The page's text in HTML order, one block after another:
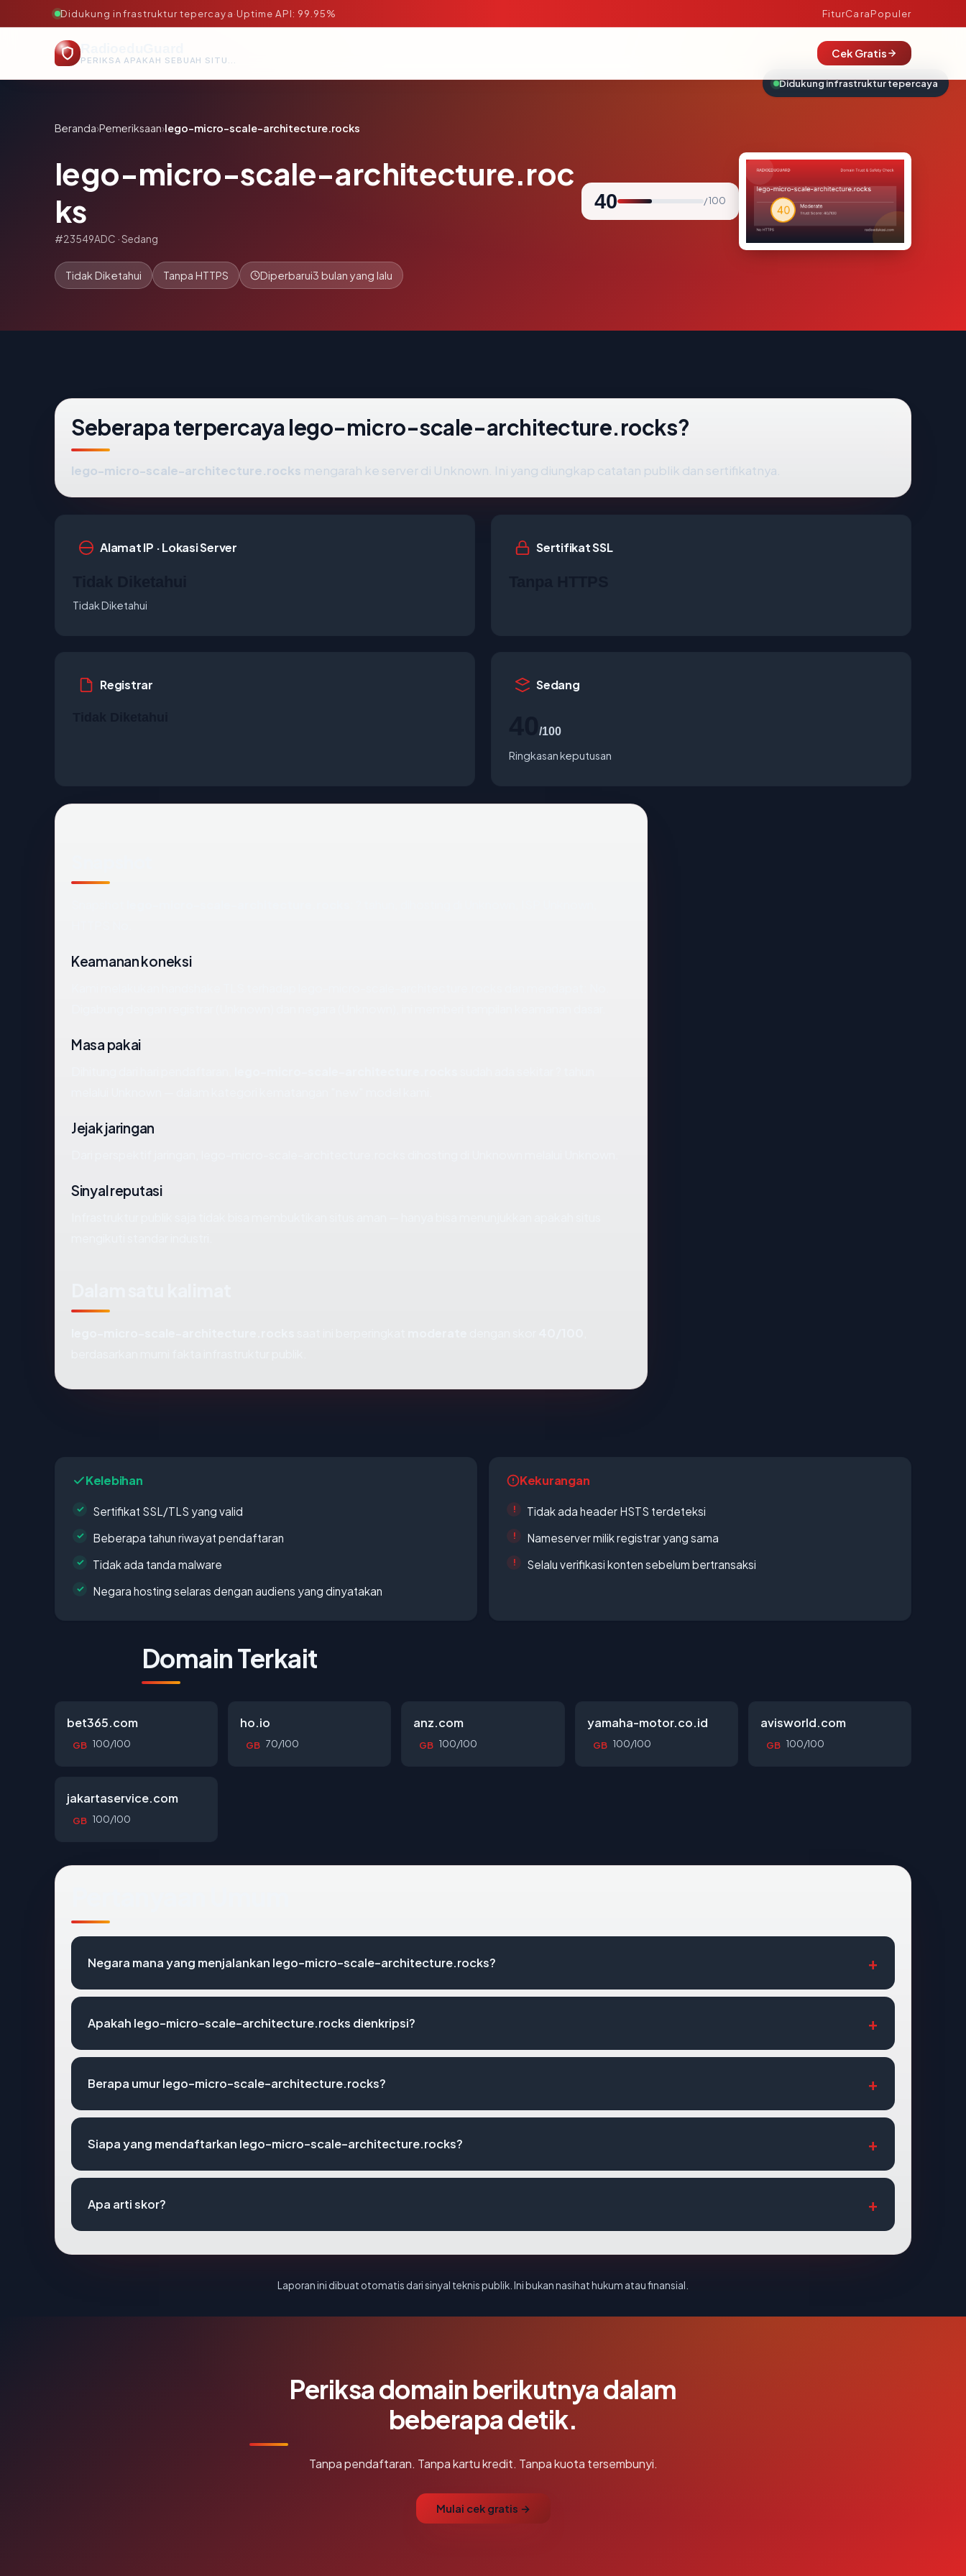
Didukung infrastruktur tepercaya·Uptime API: 99.95% FiturCaraPopuler
PERIKSA APAKAH SEBUAH SITUS AMAN, TEPERCAYA, DAN TERVERIFIKASI DALAM HITUNGAN DETIK.
Cek Gratis
Beranda›Pemeriksaan›lego-micro-scale-architecture.rocks
lego-micro-scale-architecture.roc
ks
#23549ADC · Sedang
40 / 100
Tidak Diketahui Tanpa HTTPS Diperbarui3 bulan yang lalu
Seberapa terpercaya lego-micro-scale-architecture.rocks?
lego-micro-scale-architecture.rocks mengarah ke server di Unknown. Ini yang diungkap catatan publik dan sertifikatnya.
Alamat IP · Lokasi Server
Tidak Diketahui
Sertifikat SSL
Registrar Sedang
/100
Ringkasan keputusan
Keamanan koneksi
Masa pakai
Jejak jaringan
Sinyal reputasi
Kelebihan
Sertifikat SSL/TLS yang valid
Beberapa tahun riwayat pendaftaran
Tidak ada tanda malware
Negara hosting selaras dengan audiens yang dinyatakan
Kekurangan
Tidak ada header HSTS terdeteksi
Nameserver milik registrar yang sama
Selalu verifikasi konten sebelum bertransaksi
Domain Terkait
bet365.com
GB 100/100
ho.io
GB 70/100
anz.com
GB 100/100
yamaha-motor.co.id
GB 100/100
avisworld.com
GB 100/100
jakartaservice.com
GB 100/100
Negara mana yang menjalankan lego-micro-scale-architecture.rocks?
Apakah lego-micro-scale-architecture.rocks dienkripsi?
Berapa umur lego-micro-scale-architecture.rocks?
Siapa yang mendaftarkan lego-micro-scale-architecture.rocks?
Apa arti skor?
Laporan ini dibuat otomatis dari sinyal teknis publik. Ini bukan nasihat hukum atau finansial.
Periksa domain berikutnya dalam
beberapa detik.
Tanpa pendaftaran. Tanpa kartu kredit. Tanpa kuota tersembunyi.
Mulai cek gratis →
Didukung infrastruktur tepercaya